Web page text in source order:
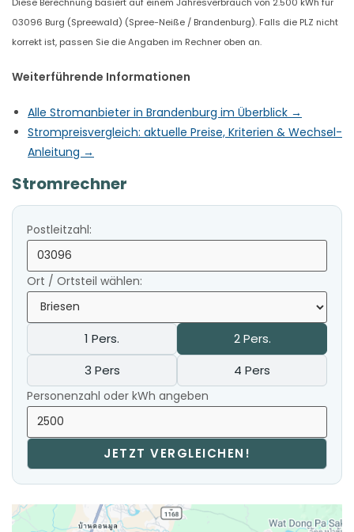
03096 Burg (Spreewald) (Spree-Neiße / Brandenburg). Falls die PLZ nicht
korrekt ist, passen Sie die Angaben im Rechner oben an.
Weiterführende Informationen
Alle Stromanbieter in Brandenburg im Überblick →
Strompreisvergleich: aktuelle Preise, Kriterien & Wechsel-
Anleitung →
Stromrechner
Postleitzahl:
Ort / Ortsteil wählen:
1 Pers.
2 Pers.
3 Pers
4 Pers
Personenzahl oder kWh angeben
JETZT VERGLEICHEN!